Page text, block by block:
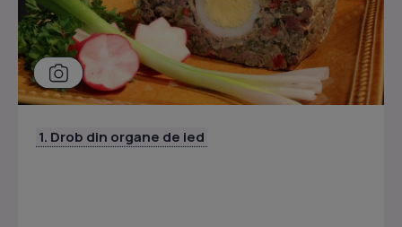
1. Drob din organe de ied